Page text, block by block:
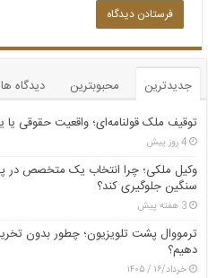
جدیدترین محبوبترین دیدگاه ها
توقیف ملک قولنامه‌ای؛ واقعیت حقوقی یا
4 روز پیش
وکیل ملکی؛ چرا انتخاب یک متخصص در
سنگین جلوگیری کند؟
3 هفته پیش
ترمووال پشت تلویزیون؛ چطور بدون
دهیم؟
خرداد/۱۶ / ۱۴۰۵